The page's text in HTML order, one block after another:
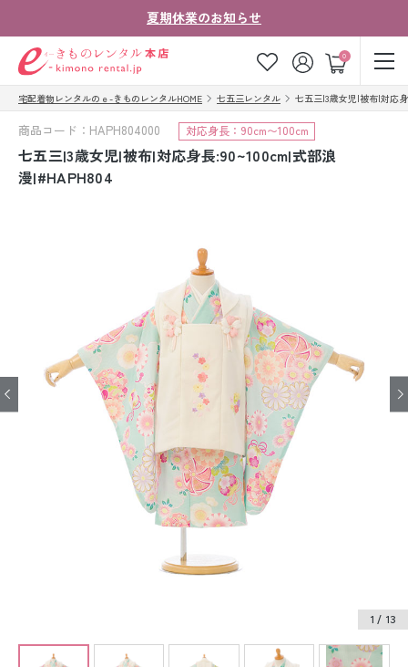
夏期休業のお知らせ
0
ゲスト
お気に入り ログイン カート
ご注文の流れ
会社案内
お客様はこちら
着物の種類から探す
七五三レンタル
ジュニア着物レンタル
宅配着物レンタルのｅ-きものレンタルHOME 七五三レンタル 七五三|3歳女児|被布|対応
商品コード：HAPH804000 対応身長：90cm〜100cm
七五三|3歳女児|被布|対応身長:90~100cm|式部浪
漫|#HAPH804
1 / 13